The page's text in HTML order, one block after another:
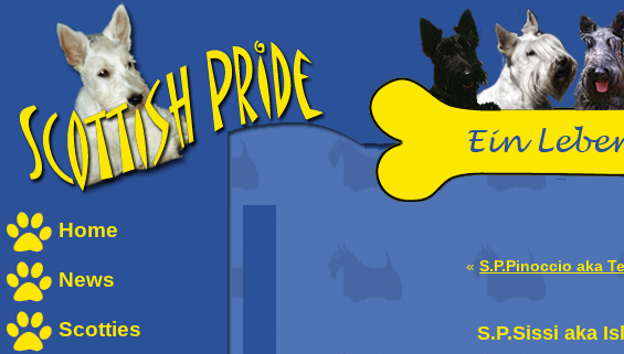
Home
News
Scotties
« S.P.Pinoccio aka
S.P.Sissi aka